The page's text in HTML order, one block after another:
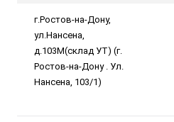
г.Ростов-на-Дону,
ул.Нансена,
д.103М(склад УТ) (г.
Ростов-на-Дону . Ул.
Нансена, 103/1)